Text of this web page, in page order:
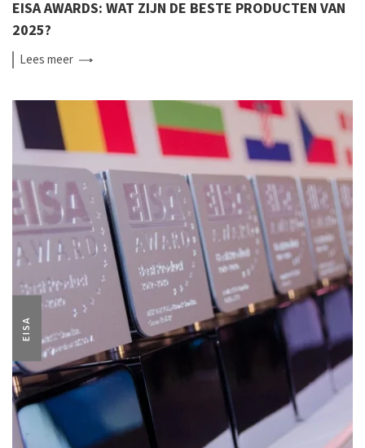
EISA AWARDS: WAT ZIJN DE BESTE PRODUCTEN VAN
2025?
Leesmeer
EISA